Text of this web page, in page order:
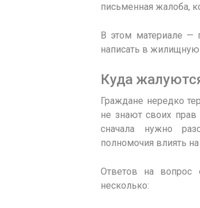
письменная жалоба,
В этом материале —
написать в жилищную
Куда
Граждане нередко
не знают своих
сначала нужно
полномочия влиять
Ответов на вопрос
несколько: